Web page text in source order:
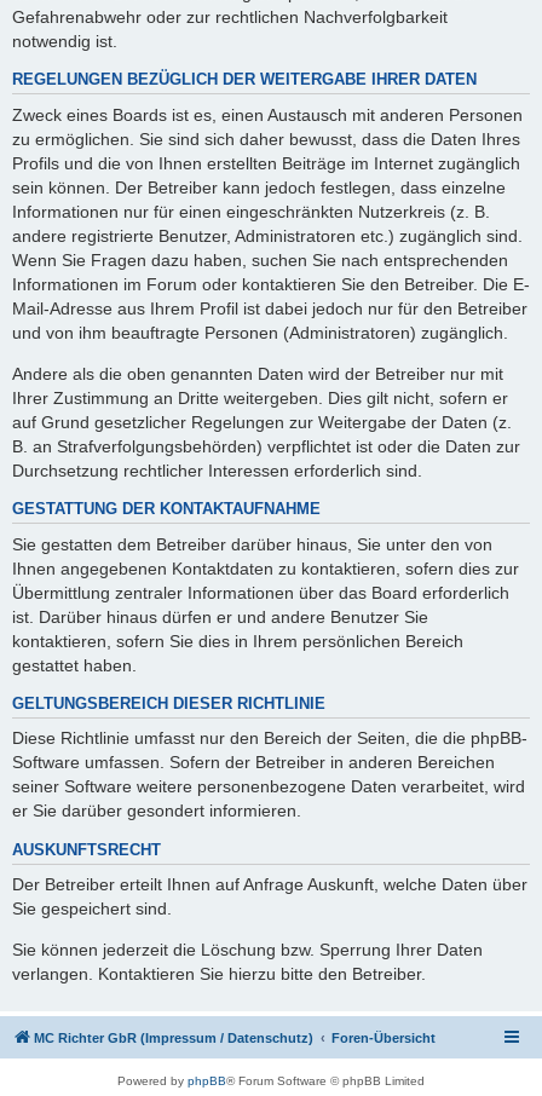
Gefahrenabwehr oder zur rechtlichen Nachverfolgbarkeit
notwendig ist.
REGELUNGEN BEZÜGLICH DER WEITERGABE IHRER DATEN
Zweck eines Boards ist es, einen Austausch mit anderen Personen
zu ermöglichen. Sie sind sich daher bewusst, dass die Daten Ihres
Profils und die von Ihnen erstellten Beiträge im Internet zugänglich
sein können. Der Betreiber kann jedoch festlegen, dass einzelne
Informationen nur für einen eingeschränkten Nutzerkreis (z. B.
andere registrierte Benutzer, Administratoren etc.) zugänglich sind.
Wenn Sie Fragen dazu haben, suchen Sie nach entsprechenden
Informationen im Forum oder kontaktieren Sie den Betreiber. Die E-
Mail-Adresse aus Ihrem Profil ist dabei jedoch nur für den Betreiber
und von ihm beauftragte Personen (Administratoren) zugänglich.
Andere als die oben genannten Daten wird der Betreiber nur mit
Ihrer Zustimmung an Dritte weitergeben. Dies gilt nicht, sofern er
auf Grund gesetzlicher Regelungen zur Weitergabe der Daten (z.
B. an Strafverfolgungsbehörden) verpflichtet ist oder die Daten zur
Durchsetzung rechtlicher Interessen erforderlich sind.
GESTATTUNG DER KONTAKTAUFNAHME
Sie gestatten dem Betreiber darüber hinaus, Sie unter den von
Ihnen angegebenen Kontaktdaten zu kontaktieren, sofern dies zur
Übermittlung zentraler Informationen über das Board erforderlich
ist. Darüber hinaus dürfen er und andere Benutzer Sie
kontaktieren, sofern Sie dies in Ihrem persönlichen Bereich
gestattet haben.
GELTUNGSBEREICH DIESER RICHTLINIE
Diese Richtlinie umfasst nur den Bereich der Seiten, die die phpBB-
Software umfassen. Sofern der Betreiber in anderen Bereichen
seiner Software weitere personenbezogene Daten verarbeitet, wird
er Sie darüber gesondert informieren.
AUSKUNFTSRECHT
Der Betreiber erteilt Ihnen auf Anfrage Auskunft, welche Daten über
Sie gespeichert sind.
Sie können jederzeit die Löschung bzw. Sperrung Ihrer Daten
verlangen. Kontaktieren Sie hierzu bitte den Betreiber.
MC Richter GbR (Impressum / Datenschutz) Foren-Übersicht
Powered by phpBB® Forum Software © phpBB Limited